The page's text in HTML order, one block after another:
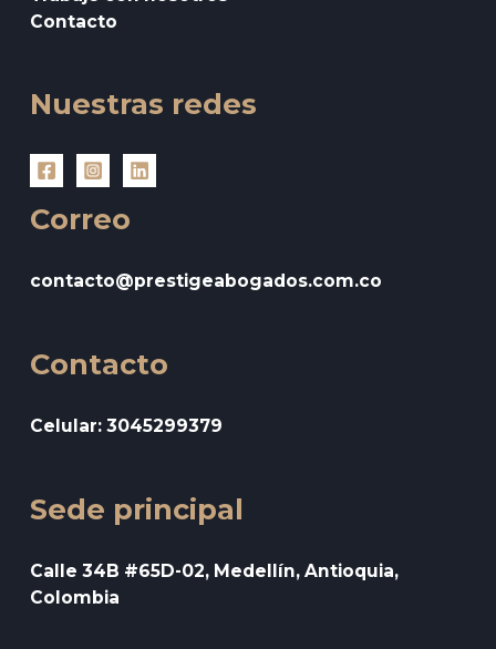
Contacto
Nuestras redes
Correo
contacto@prestigeabogados.com.co
Contacto
Celular: 3045299379
Sede principal
Calle 34B #65D-02, Medellín, Antioquia,
Colombia